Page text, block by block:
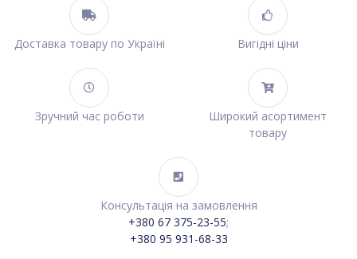
Доставка товару по Україні Вигідні ціни
Зручний час роботи
Широкий асортимент
товару
Консультація на замовлення
+380 67 375-23-55;
+380 95 931-68-33